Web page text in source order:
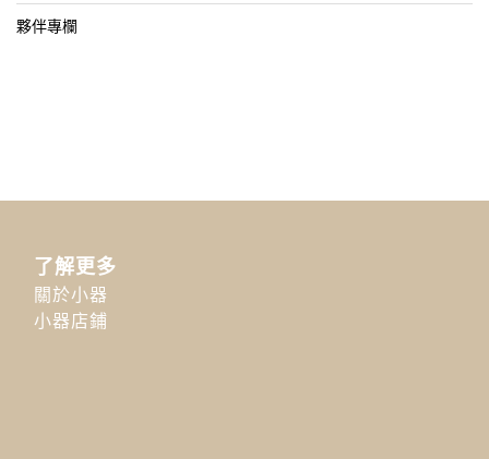
夥伴專欄
了解更多
關於小器
小器店鋪